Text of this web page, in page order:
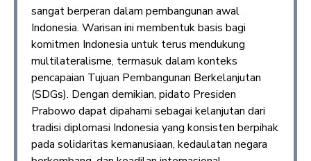
sangat berperan dalam pembangunan awal
Indonesia. Warisan ini membentuk basis bagi
komitmen Indonesia untuk terus mendukung
multilateralisme, termasuk dalam konteks
pencapaian Tujuan Pembangunan Berkelanjutan
(SDGs). Dengan demikian, pidato Presiden
Prabowo dapat dipahami sebagai kelanjutan dari
tradisi diplomasi Indonesia yang konsisten berpihak
pada solidaritas kemanusiaan, kedaulatan negara